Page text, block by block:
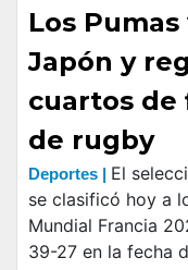
Los
Japón y
cuartos de
de rugby
Deportes | El
se clasificó hoy a
Mundial Francia
39-27 en la fecha